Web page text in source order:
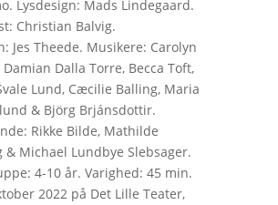
Lysdesign: Mads Lindegaard.
Christian Balvig.
Jes Theede. Musikere: Carolyn
Damian Dalla Torre, Becca Toft,
Lund, Cæcilie Balling, Maria
& Björg Brjánsdottir.
Rikke Bilde, Mathilde
& Michael Lundbye Slebsager.
4-10 år. Varighed: 45 min.
2022 på Det Lille Teater,